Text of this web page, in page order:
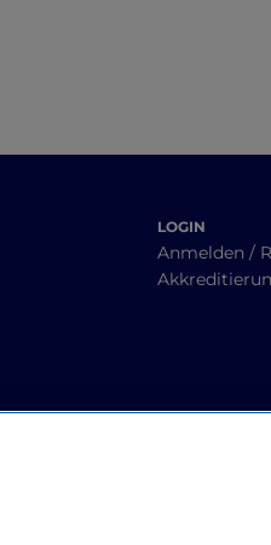
LOGIN
Anmelden /